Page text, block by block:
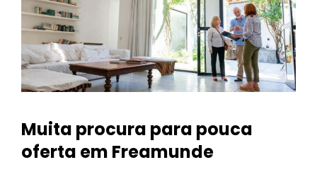
Muita procura para pouca
oferta em Freamunde